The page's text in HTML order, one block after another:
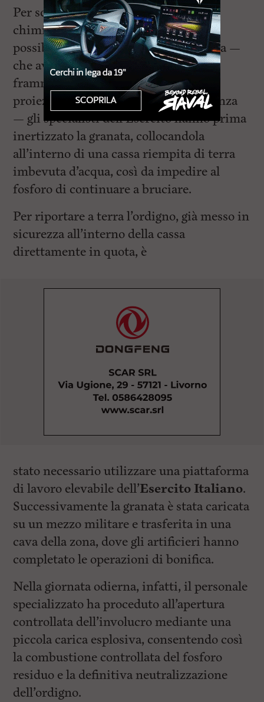
Per scongiurare ulteriori reazioni
chimiche e limitare il rischio di un
possibile innesco della carica esplosiva —
che avrebbe potuto provocare la
frammentazione dell’involucro con la
proiezione di fosforo a notevole distanza
— gli specialisti dell’Esercito hanno prima
inertizzato la granata, collocandola
all’interno di una cassa riempita di terra
imbevuta d’acqua, così da impedire al
fosforo di continuare a bruciare.
Per riportare a terra l’ordigno, già messo in
sicurezza all’interno della cassa
direttamente in quota, è
stato necessario utilizzare una piattaforma
di lavoro elevabile dell’Esercito Italiano.
Successivamente la granata è stata caricata
su un mezzo militare e trasferita in una
cava della zona, dove gli artificieri hanno
completato le operazioni di bonifica.
Nella giornata odierna, infatti, il personale
specializzato ha proceduto all’apertura
controllata dell’involucro mediante una
piccola carica esplosiva, consentendo così
la combustione controllata del fosforo
residuo e la definitiva neutralizzazione
dell’ordigno.